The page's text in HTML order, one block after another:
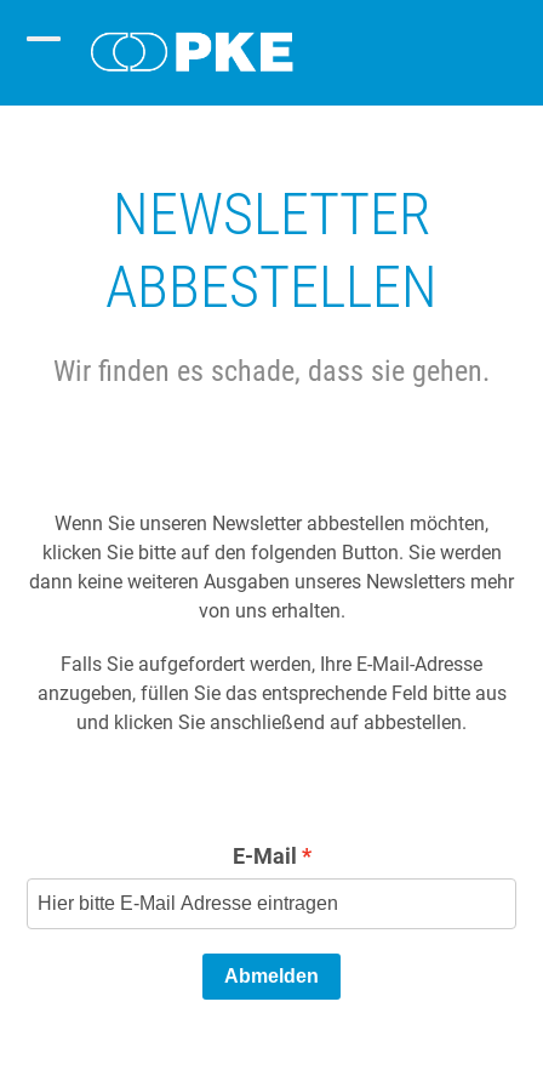
mobile
Close
mobile
NEWSLETTER
ABBESTELLEN
Wir finden es schade, dass sie gehen.
Wenn Sie unseren Newsletter abbestellen möchten,
klicken Sie bitte auf den folgenden Button. Sie werden
dann keine weiteren Ausgaben unseres Newsletters mehr
von uns erhalten.
Falls Sie aufgefordert werden, Ihre E-Mail-Adresse
anzugeben, füllen Sie das entsprechende Feld bitte aus
und klicken Sie anschließend auf abbestellen.
E-Mail
Abmelden